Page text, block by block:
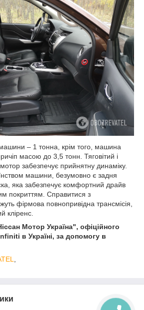
– 1 тонна, крім того, машина
масою до 3,5 тонн. Тяговітий і
забезпечує прийнятну динаміку.
машини, безумовно є задня
яка забезпечує комфортний драйв
покриттям. Справитися з
фірмова повнопривідна трансмісія,
кліренс.
Мотор Україна", офіційного
в Україні, за допомогу в